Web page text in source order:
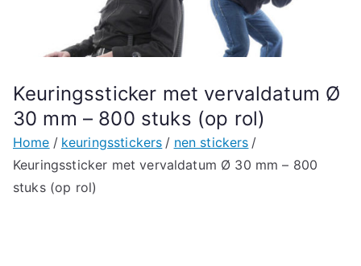
Keuringssticker met vervaldatum Ø
30 mm – 800 stuks (op rol)
Home keuringsstickers
nen stickers
Keuringssticker met vervaldatum Ø 30 mm – 800
stuks (op rol)